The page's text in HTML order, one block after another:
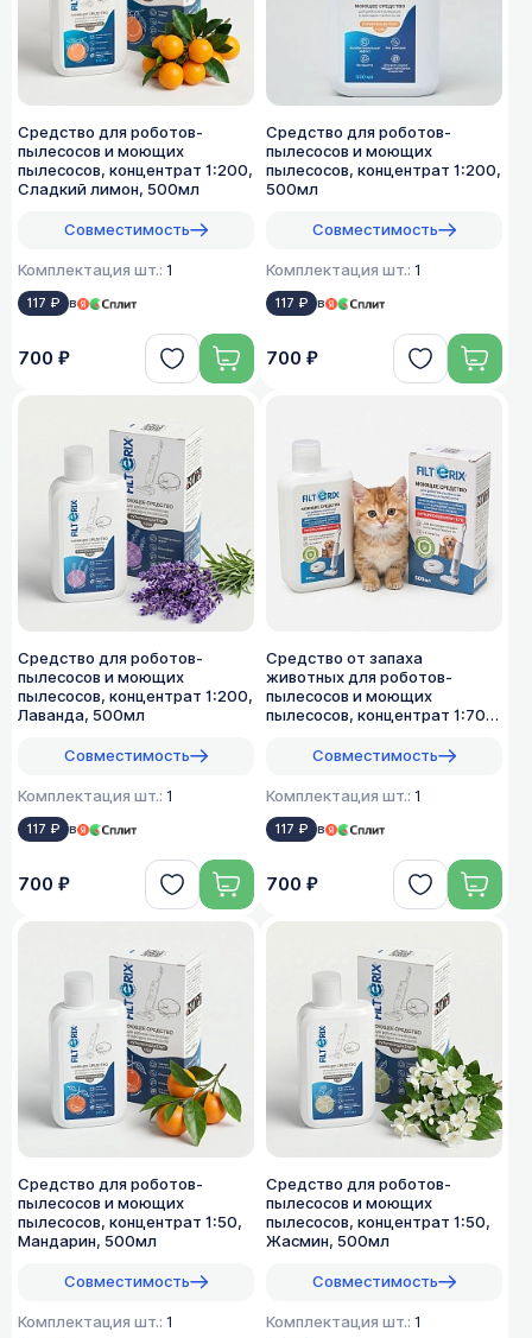
Средство для роботов-
пылесосов и моющих
пылесосов, концентрат 1:200,
Сладкий лимон, 500мл
Совместимость
Комплектация шт.: 1
117 ₽ в
700 ₽
Средство для роботов-
пылесосов и моющих
пылесосов, концентрат 1:200,
500мл
Совместимость
Комплектация шт.: 1
117 ₽ в
700 ₽
Средство для роботов-
пылесосов и моющих
пылесосов, концентрат 1:200,
Лаванда, 500мл
Совместимость
Комплектация шт.: 1
117 ₽ в
700 ₽
Средство от запаха
животных для роботов-
пылесосов и моющих
пылесосов, концентрат 1:70,
Совместимость
Комплектация шт.: 1
117 ₽ в
700 ₽
Средство для роботов-
пылесосов и моющих
пылесосов, концентрат 1:50,
Мандарин, 500мл
Совместимость
Комплектация шт.: 1
Средство для роботов-
пылесосов и моющих
пылесосов, концентрат 1:50,
Жасмин, 500мл
Совместимость
Комплектация шт.: 1